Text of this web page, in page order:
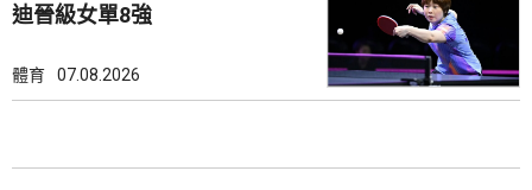
迪晉級女單8強
體育 07.08.2026